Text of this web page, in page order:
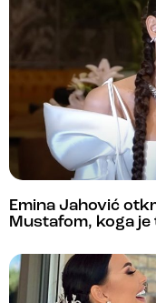
Emina Jahović
Mustafom, koga je